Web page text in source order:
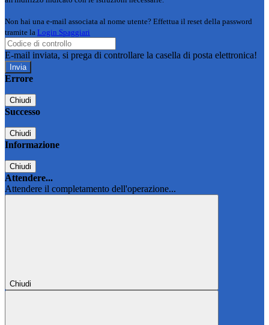
Non hai una e-mail associata al nome utente? Effettua il reset della password
tramite la Login Spaggiari
E-mail inviata, si prega di controllare la casella di posta elettronica!
Errore
Chiudi
Successo
Chiudi
Informazione
Chiudi
Attendere...
Attendere il completamento dell'operazione...
Chiudi